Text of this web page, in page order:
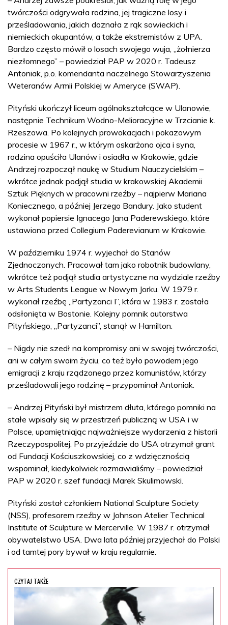
twórczości odgrywała rodzina, jej tragiczne losy i
prześladowania, jakich doznała z rąk sowieckich i
niemieckich okupantów, a także ekstremistów z UPA.
Bardzo często mówił o losach swojego wuja, „żołnierza
niezłomnego” – powiedział PAP w 2020 r. Tadeusz
Antoniak, p.o. komendanta naczelnego Stowarzyszenia
Weteranów Armii Polskiej w Ameryce (SWAP).
Pityński ukończył liceum ogólnokształcące w Ulanowie,
następnie Technikum Wodno-Melioracyjne w Trzcianie k.
Rzeszowa. Po kolejnych prowokacjach i pokazowym
procesie w 1967 r., w którym oskarżono ojca i syna,
rodzina opuściła Ulanów i osiadła w Krakowie, gdzie
Andrzej rozpoczął naukę w Studium Nauczycielskim –
wkrótce jednak podjął studia w krakowskiej Akademii
Sztuk Pięknych w pracowni rzeźby – najpierw Mariana
Koniecznego, a później Jerzego Bandury. Jako student
wykonał popiersie Ignacego Jana Paderewskiego, które
ustawiono przed Collegium Paderevianum w Krakowie.
W październiku 1974 r. wyjechał do Stanów
Zjednoczonych. Pracował tam jako robotnik budowlany,
wkrótce też podjął studia artystyczne na wydziale rzeźby
w Arts Students League w Nowym Jorku. W 1979 r.
wykonał rzeźbę „Partyzanci I”, która w 1983 r. została
odsłonięta w Bostonie. Kolejny pomnik autorstwa
Pityńskiego, „Partyzanci”, stanął w Hamilton.
– Nigdy nie szedł na kompromisy ani w swojej twórczości,
ani w całym swoim życiu, co też było powodem jego
emigracji z kraju rządzonego przez komunistów, którzy
prześladowali jego rodzinę – przypominał Antoniak.
– Andrzej Pityński był mistrzem dłuta, którego pomniki na
stałe wpisały się w przestrzeń publiczną w USA i w
Polsce, upamiętniając najważniejsze wydarzenia z historii
Rzeczypospolitej. Po przyjeździe do USA otrzymał grant
od Fundacji Kościuszkowskiej, co z wdzięcznością
wspominał, kiedykolwiek rozmawialiśmy – powiedział
PAP w 2020 r. szef fundacji Marek Skulimowski.
Pityński został członkiem National Sculpture Society
(NSS), profesorem rzeźby w Johnson Atelier Technical
Institute of Sculpture w Mercerville. W 1987 r. otrzymał
obywatelstwo USA. Dwa lata później przyjechał do Polski
i od tamtej pory bywał w kraju regularnie.
CZYTAJ TAKŻE